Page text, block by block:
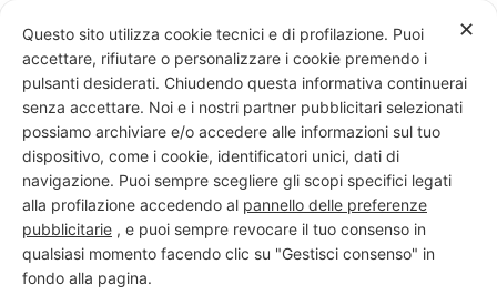
content
PROGETTO NERO SU BIANCO
Scuola di scrittura e creatività
✕
Questo sito utilizza cookie tecnici e di profilazione. Puoi
accettare, rifiutare o personalizzare i cookie premendo i
pulsanti desiderati. Chiudendo questa informativa continuerai
senza accettare. Noi e i nostri partner pubblicitari selezionati
possiamo archiviare e/o accedere alle informazioni sul tuo
dispositivo, come i cookie, identificatori unici, dati di
navigazione. Puoi sempre scegliere gli scopi specifici legati
alla profilazione accedendo al pannello delle preferenze
pubblicitarie , e puoi sempre revocare il tuo consenso in
qualsiasi momento facendo clic su "Gestisci consenso" in
fondo alla pagina.